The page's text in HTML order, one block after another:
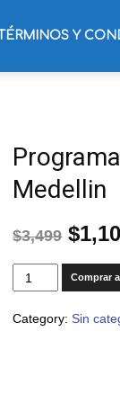
TÉRMINOS Y
Medellin
$3,499 $
Comprar
Category:Sin